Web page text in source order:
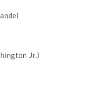
Jr.)